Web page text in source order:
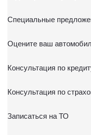
Специальные
Оцените ваш
Консультация по
Консультация по
Записаться на ТО